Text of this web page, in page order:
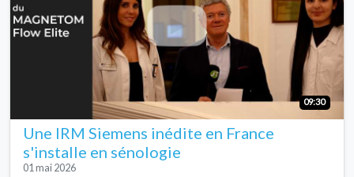
09:30
Une IRM Siemens inédite en France
s'installe en sénologie
01 mai 2026